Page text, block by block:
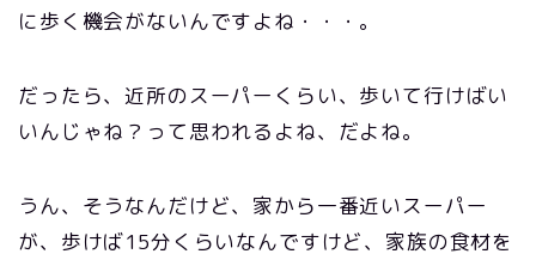
に歩く機会がないんですよね・・・。
だったら、近所のスーパーくらい、歩いて行けばい
いんじゃね？って思われるよね、だよね。
うん、そうなんだけど、家から一番近いスーパー
が、歩けば15分くらいなんですけど、家族の食材を